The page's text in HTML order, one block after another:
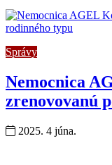
Správy
Nemocnica
zrenovovanú
2025. 4 júna.